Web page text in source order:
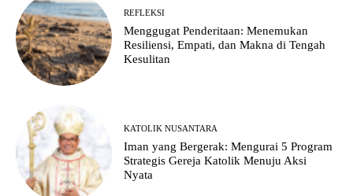
REFLEKSI
Menggugat Penderitaan: Menemukan
Resiliensi, Empati, dan Makna di Tengah
Kesulitan
KATOLIK NUSANTARA
Iman yang Bergerak: Mengurai 5 Program
Strategis Gereja Katolik Menuju Aksi
Nyata